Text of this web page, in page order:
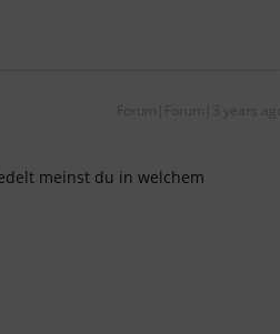
Forum|Forum|3 years ago
meinst du in welchem